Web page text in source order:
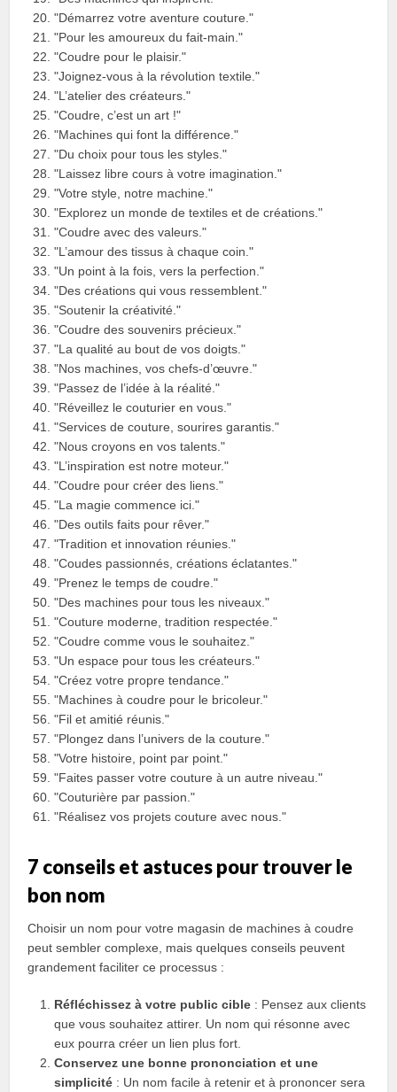
"Démarrez votre aventure couture."
"Pour les amoureux du fait-main."
"Coudre pour le plaisir."
"Joignez-vous à la révolution textile."
"L’atelier des créateurs."
"Coudre, c’est un art !"
"Machines qui font la différence."
"Du choix pour tous les styles."
"Laissez libre cours à votre imagination."
"Votre style, notre machine."
"Explorez un monde de textiles et de créations."
"Coudre avec des valeurs."
"L’amour des tissus à chaque coin."
"Un point à la fois, vers la perfection."
"Des créations qui vous ressemblent."
"Soutenir la créativité."
"Coudre des souvenirs précieux."
"La qualité au bout de vos doigts."
"Nos machines, vos chefs-d’œuvre."
"Passez de l’idée à la réalité."
"Réveillez le couturier en vous."
"Services de couture, sourires garantis."
"Nous croyons en vos talents."
"L’inspiration est notre moteur."
"Coudre pour créer des liens."
"La magie commence ici."
"Des outils faits pour rêver."
"Tradition et innovation réunies."
"Coudes passionnés, créations éclatantes."
"Prenez le temps de coudre."
"Des machines pour tous les niveaux."
"Couture moderne, tradition respectée."
"Coudre comme vous le souhaitez."
"Un espace pour tous les créateurs."
"Créez votre propre tendance."
"Machines à coudre pour le bricoleur."
"Fil et amitié réunis."
"Plongez dans l’univers de la couture."
"Votre histoire, point par point."
"Faites passer votre couture à un autre niveau."
"Couturière par passion."
"Réalisez vos projets couture avec nous."
7 conseils et astuces pour trouver le
bon nom
Choisir un nom pour votre magasin de machines à coudre
peut sembler complexe, mais quelques conseils peuvent
grandement faciliter ce processus :
Réfléchissez à votre public cible : Pensez aux clients
que vous souhaitez attirer. Un nom qui résonne avec
eux pourra créer un lien plus fort.
Conservez une bonne prononciation et une
simplicité : Un nom facile à retenir et à prononcer sera